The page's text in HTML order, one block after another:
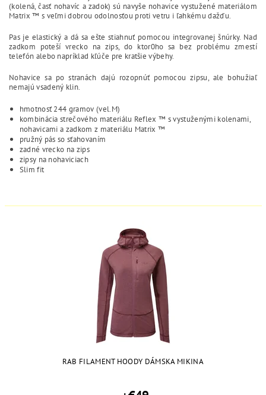
(kolená, časť nohavíc a zadok) sú navyše nohavice vystužené materiálom
Matrix ™ s veľmi dobrou odolnosťou proti vetru i ľahkému dažďu.
Pas je elastický a dá sa ešte stiahnuť pomocou integrovanej šnúrky. Nad
zadkom poteší vrecko na zips, do ktor0ho sa bez problému zmestí
telefón alebo napríklad kľúče pre kratšie výbehy.
Nohavice sa po stranách dajú rozopnúť pomocou zipsu, ale bohužiaľ
nemajú vsadený klin.
hmotnosť 244 gramov (vel.M)
kombinácia strečového materiálu Reflex ™ s vystuženými kolenami,
nohavicami a zadkom z materiálu Matrix ™
pružný pás so sťahovaním
zadné vrecko na zips
zipsy na nohaviciach
Slim fit
RAB FILAMENT HOODY DÁMSKA MIKINA